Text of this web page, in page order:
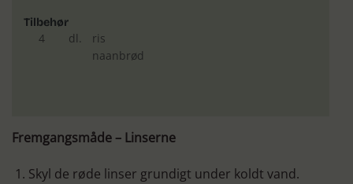
Tilbehør
4 dl.
ris
naanbrød
Fremgangsmåde – Linserne
Skyl de røde linser grundigt under koldt vand.